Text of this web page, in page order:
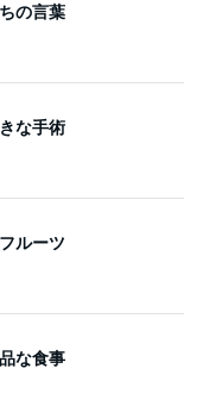
の言葉
な手術
ルーツ
な食事